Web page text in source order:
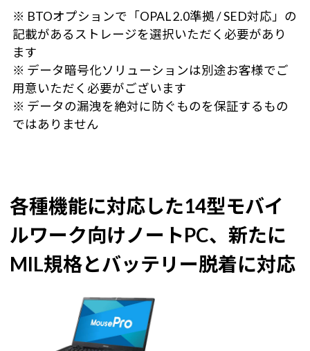
※ BTOオプションで「OPAL 2.0準拠 / SED対応」の
記載があるストレージを選択いただく必要があり
ます
※ データ暗号化ソリューションは別途お客様でご
用意いただく必要がございます
※ データの漏洩を絶対に防ぐものを保証するもの
ではありません
各種機能に対応した14型モバイ
ルワーク向けノートPC、 新たに
MIL規格とバッテリー脱着に対応